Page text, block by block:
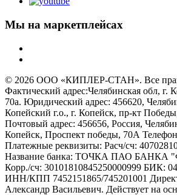
Мы на маркетплейсах
© 2026 ООО «КИПЛЕР-СТАН». Все
Фактический адрес:Челябинская обл, г.
70а. Юридический адрес: 456620,
Копейский г.о., г. Копейск, пр-кт
Почтовый адрес: 456656, Россия,
Копейск, Проспект победы, 70А
Платежные реквизиты: Расч/сч:
Название банка: ТОЧКА ПАО
Корр./сч: 30101810845250000999 БИК:
ИНН/КПП 7452151865/745201001
Александр Васильевич. Действует на